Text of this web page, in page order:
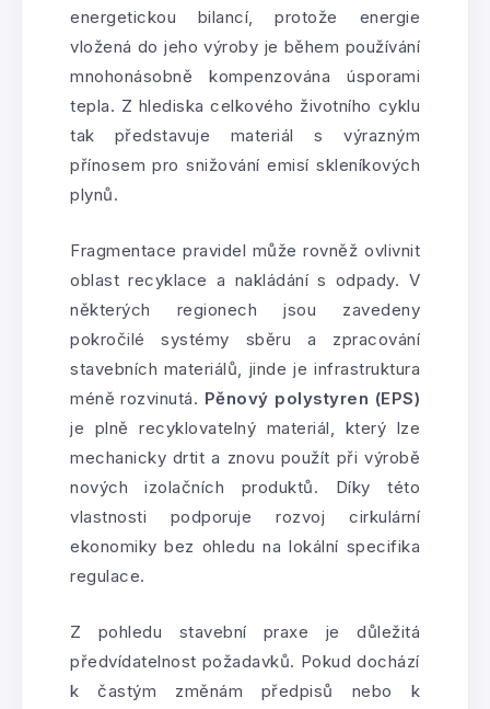
energetickou bilancí, protože energie
vložená do jeho výroby je během používání
mnohonásobně kompenzována úsporami
tepla. Z hlediska celkového životního cyklu
tak představuje materiál s výrazným
přínosem pro snižování emisí skleníkových
plynů.
Fragmentace pravidel může rovněž ovlivnit
oblast recyklace a nakládání s odpady. V
některých regionech jsou zavedeny
pokročilé systémy sběru a zpracování
stavebních materiálů, jinde je infrastruktura
méně rozvinutá. Pěnový polystyren (EPS)
je plně recyklovatelný materiál, který lze
mechanicky drtit a znovu použít při výrobě
nových izolačních produktů. Díky této
vlastnosti podporuje rozvoj cirkulární
ekonomiky bez ohledu na lokální specifika
regulace.
Z pohledu stavební praxe je důležitá
předvídatelnost požadavků. Pokud dochází
k častým změnám předpisů nebo k